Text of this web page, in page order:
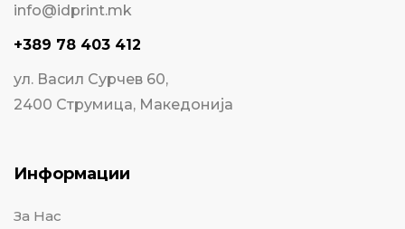
info@idprint.mk
+389 78 403 412
ул. Васил Сурчев 60,
2400 Струмица, Македонија
Информации
За Нас